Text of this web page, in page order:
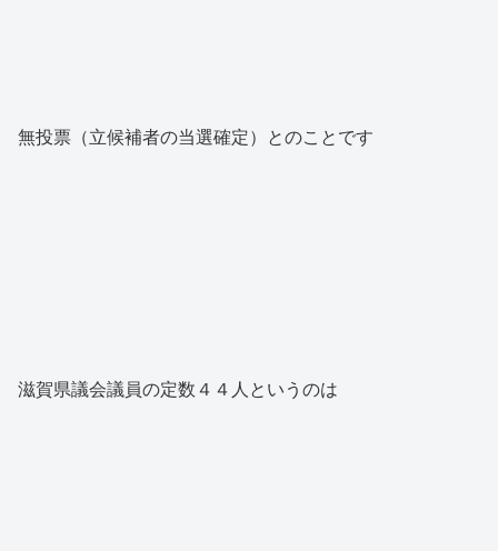
無投票（立候補者の当選確定）とのことです
滋賀県議会議員の定数４４人というのは